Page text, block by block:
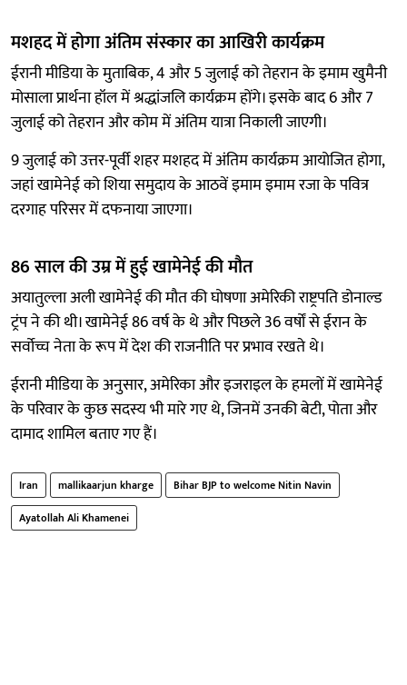
मशहद में होगा अंतिम संस्कार का आखिरी कार्यक्रम
ईरानी मीडिया के मुताबिक, 4 और 5 जुलाई को तेहरान के इमाम खुमैनी
मोसाला प्रार्थना हॉल में श्रद्धांजलि कार्यक्रम होंगे। इसके बाद 6 और 7
जुलाई को तेहरान और कोम में अंतिम यात्रा निकाली जाएगी।
9 जुलाई को उत्तर-पूर्वी शहर मशहद में अंतिम कार्यक्रम आयोजित होगा,
जहां खामेनेई को शिया समुदाय के आठवें इमाम इमाम रजा के पवित्र
दरगाह परिसर में दफनाया जाएगा।
86 साल की उम्र में हुई खामेनेई की मौत
अयातुल्ला अली खामेनेई की मौत की घोषणा अमेरिकी राष्ट्रपति डोनाल्ड
ट्रंप ने की थी। खामेनेई 86 वर्ष के थे और पिछले 36 वर्षों से ईरान के
सर्वोच्च नेता के रूप में देश की राजनीति पर प्रभाव रखते थे।
ईरानी मीडिया के अनुसार, अमेरिका और इजराइल के हमलों में खामेनेई
के परिवार के कुछ सदस्य भी मारे गए थे, जिनमें उनकी बेटी, पोता और
दामाद शामिल बताए गए हैं।
Iran mallikaarjun kharge
Bihar BJP to welcome Nitin Navin
Ayatollah Ali Khamenei